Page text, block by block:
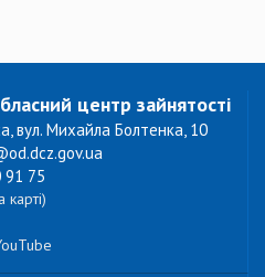
центр зайнятості
вул. Михайла Болтенка, 10
91 75
карті)